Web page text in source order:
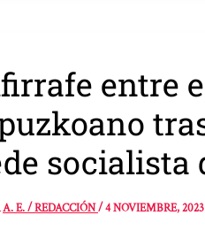
entre
socialista
A. E. / REDACCIÓN/4 NOVIEMBRE, 2023